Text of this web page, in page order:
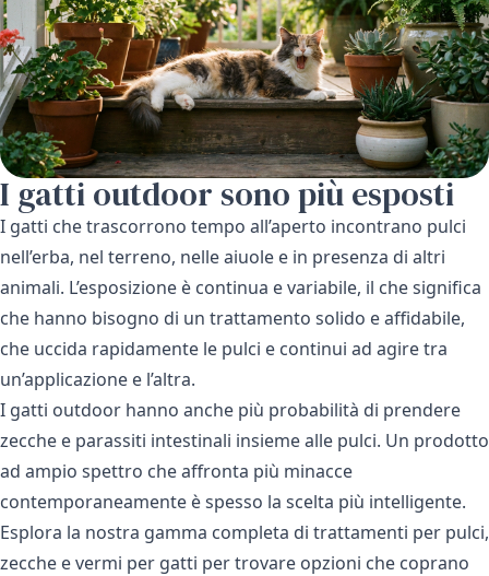
I gatti outdoor sono più esposti
I gatti che trascorrono tempo all’aperto incontrano pulci
nell’erba, nel terreno, nelle aiuole e in presenza di altri
animali. L’esposizione è continua e variabile, il che significa
che hanno bisogno di un trattamento solido e affidabile,
che uccida rapidamente le pulci e continui ad agire tra
un’applicazione e l’altra.
I gatti outdoor hanno anche più probabilità di prendere
zecche e parassiti intestinali insieme alle pulci. Un prodotto
ad ampio spettro che affronta più minacce
contemporaneamente è spesso la scelta più intelligente.
Esplora la nostra gamma completa di trattamenti per pulci,
zecche e vermi per gatti per trovare opzioni che coprano